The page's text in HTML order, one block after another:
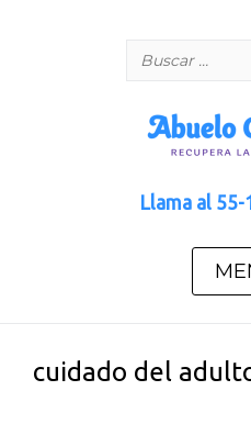
Buscar:
Llama al 55-
cuidado del